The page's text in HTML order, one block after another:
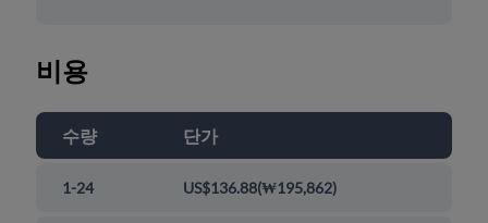
비용
수량 단가
1-24 US$136.88(₩195,862)